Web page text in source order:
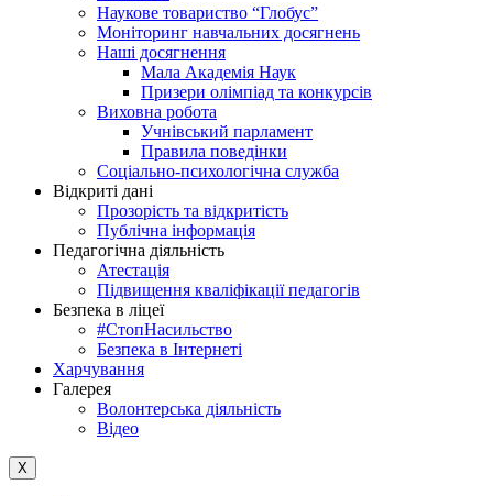
Наукове товариство “Глобус”
Моніторинг навчальних досягнень
Наші досягнення
Мала Академія Наук
Призери олімпіад та конкурсів
Виховна робота
Учнівський парламент
Правила поведінки
Соціально-психологічна служба
Відкриті дані
Прозорість та відкритість
Публічна інформація
Педагогічна діяльність
Атестація
Підвищення кваліфікації педагогів
Безпека в ліцеї
#СтопНасильство
Безпека в Інтернеті
Харчування
Галерея
Волонтерська діяльність
Відео
X